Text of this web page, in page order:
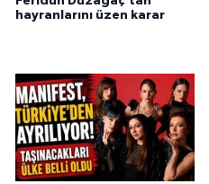
hayranlarını üzen karar